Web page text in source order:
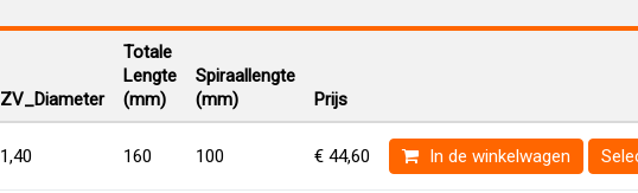
ZV_Diameter
Totale
Lengte
(mm)
Spiraallengte
(mm)
Prijs
1,40 160 100 € 44,60 In de winkelwagen